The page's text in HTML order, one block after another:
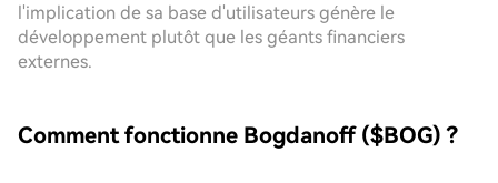
l'implication de sa base d'utilisateurs génère le
développement plutôt que les géants financiers
externes.
Comment fonctionne Bogdanoff ($BOG) ?